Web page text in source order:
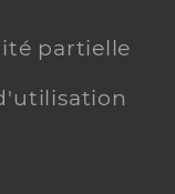
partielle